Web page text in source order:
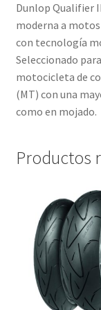
Dunlop Qualifier
moderna a
con tecnología
Seleccionado
motocicleta de
(MT) con una
como en mojado.
Productos